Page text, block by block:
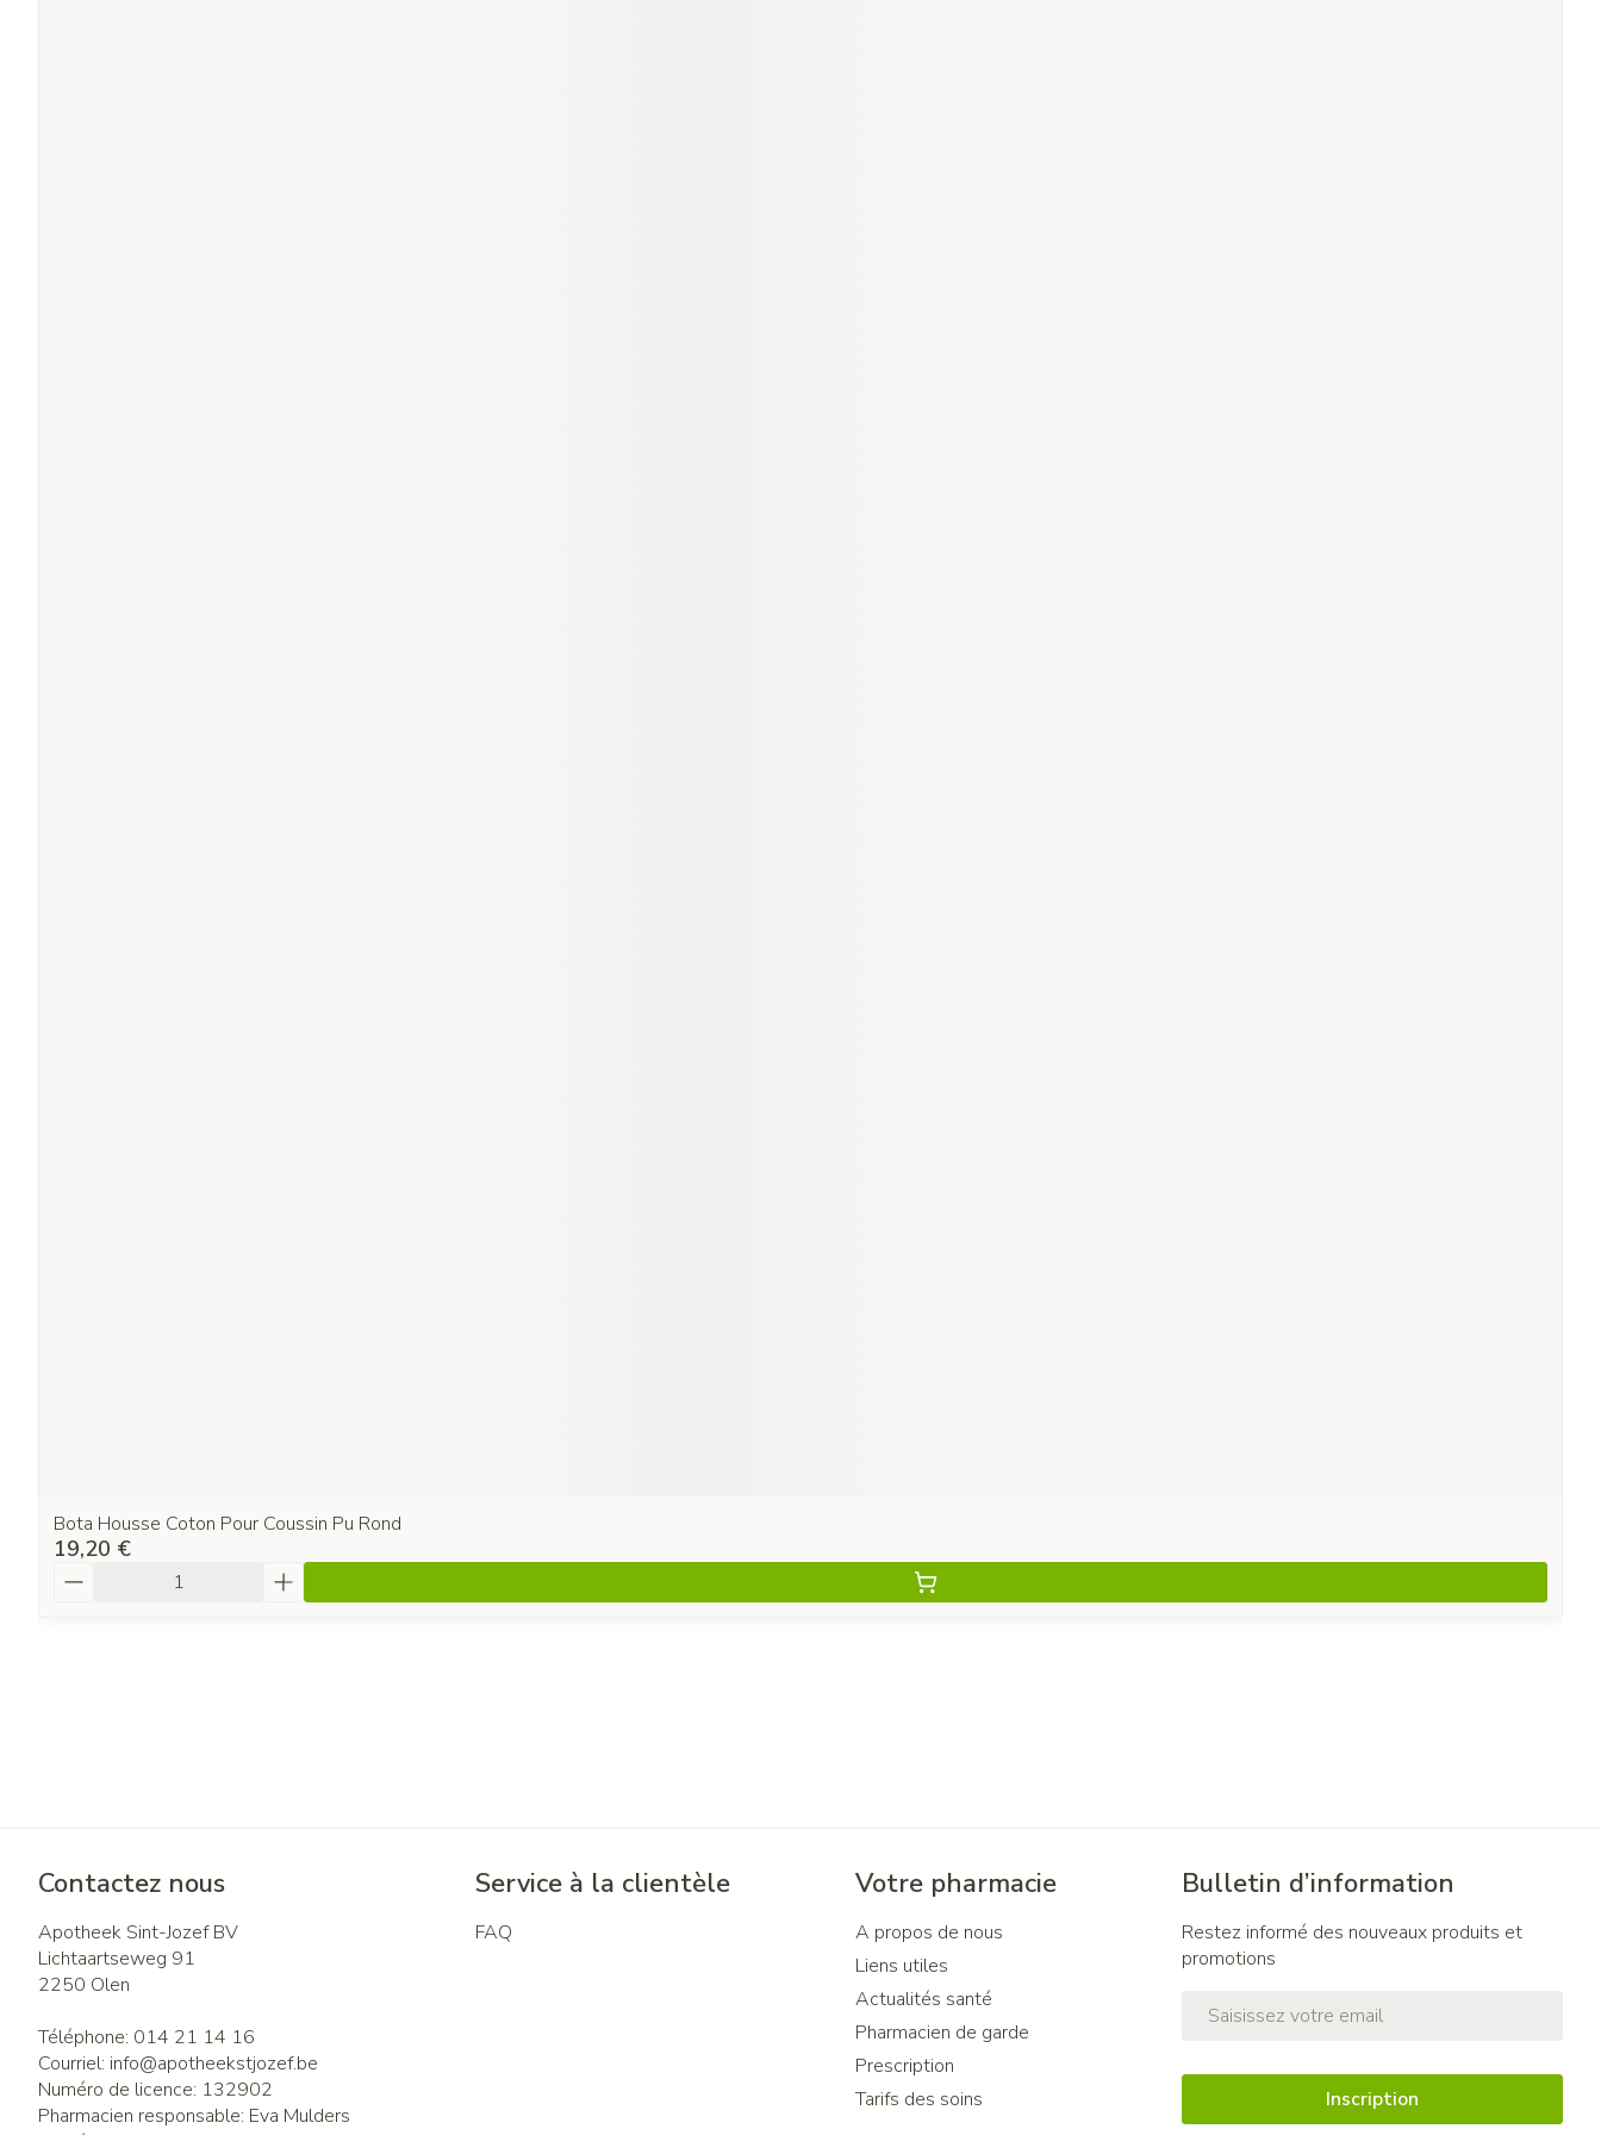
Bota Housse Coton Pour Coussin Pu Rond
19,20 €
Contactez nous
Apotheek Sint-Jozef BV
Lichtaartseweg 91
2250 Olen
Téléphone: 014 21 14 16
Courriel: info@apotheekstjozef.be
Numéro de licence: 132902
Pharmacien responsable: Eva Mulders
Service à la clientèle
FAQ
Votre pharmacie
A propos de nous
Liens utiles
Actualités santé
Pharmacien de garde
Prescription
Tarifs des soins
Bulletin d’information
Restez informé des nouveaux produits et
promotions
Inscription